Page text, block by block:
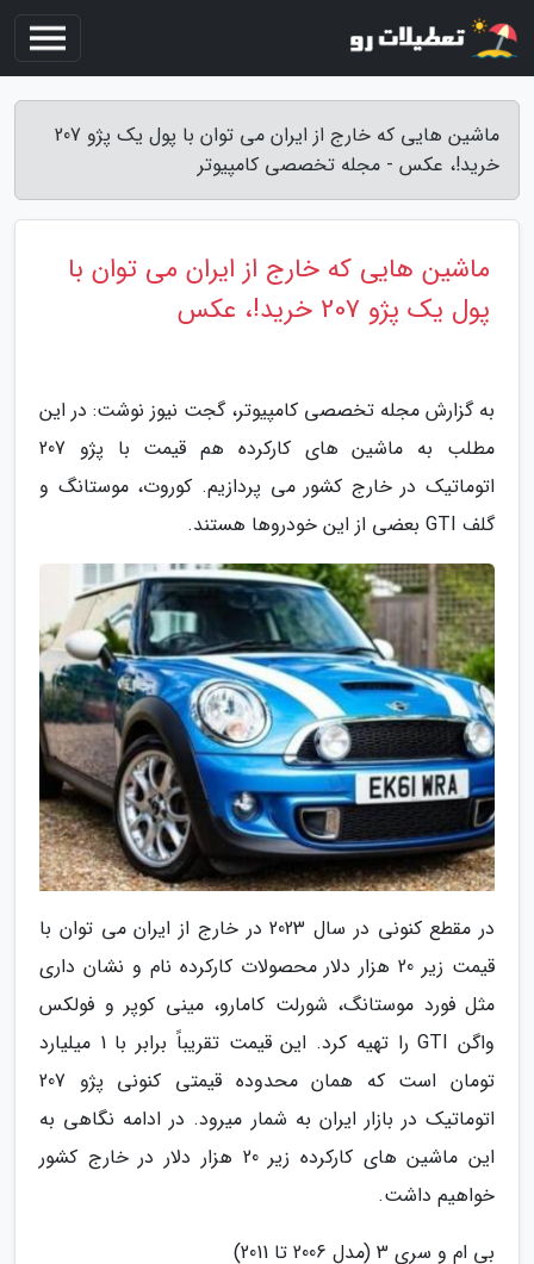
ماشین هایی که خارج از ایران می توان با پول یک پژو 207
خرید!، عکس - مجله تخصصی کامپیوتر
ماشین هایی که خارج از ایران می توان با
پول یک پژو 207 خرید!، عکس
به گزارش مجله تخصصی کامپیوتر، گجت نیوز نوشت: در این
مطلب به ماشین های کارکرده هم قیمت با پژو 207
اتوماتیک در خارج کشور می پردازیم. کوروت، موستانگ و
گلف GTI بعضی از این خودروها هستند.
در مقطع کنونی در سال 2023 در خارج از ایران می توان با
قیمت زیر 20 هزار دلار محصولات کارکرده نام و نشان داری
مثل فورد موستانگ، شورلت کامارو، مینی کوپر و فولکس
واگن GTI را تهیه کرد. این قیمت تقریباً برابر با 1 میلیارد
تومان است که همان محدوده قیمتی کنونی پژو 207
اتوماتیک در بازار ایران به شمار میرود. در ادامه نگاهی به
این ماشین های کارکرده زیر 20 هزار دلار در خارج کشور
خواهیم داشت.
بی ام و سری 3 (مدل 2006 تا 2011)